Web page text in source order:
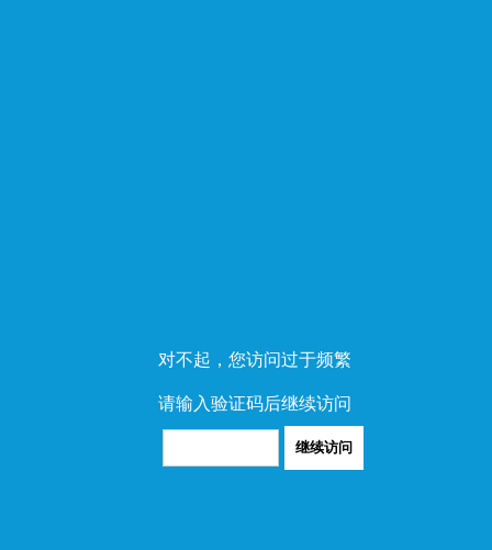
对不起，您访问过于频繁
请输入验证码后继续访问
继续访问